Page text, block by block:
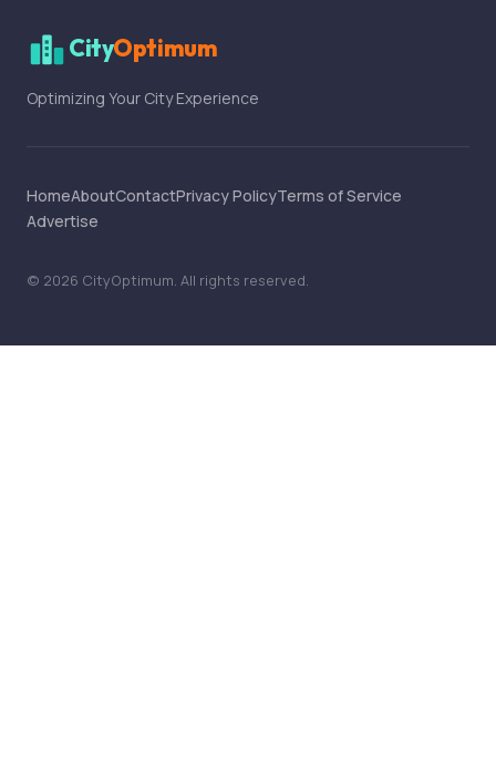
CityOptimum
Optimizing Your City Experience
HomeAboutContactPrivacy PolicyTerms of Service
Advertise
© 2026 CityOptimum. All rights reserved.